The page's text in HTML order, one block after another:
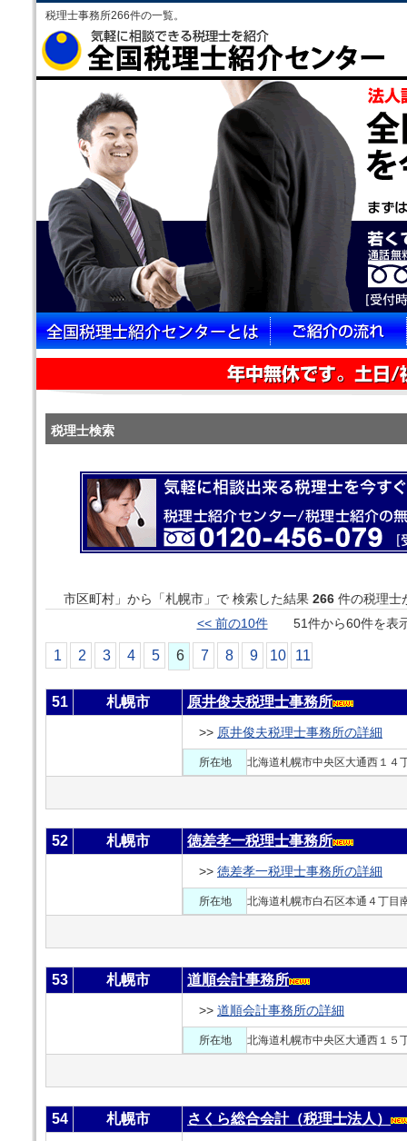
税理士事務所266件の一覧。
税理士検索
市区町村」から「札幌市」で 検索した結果 266 件の税理士
<< 前の10件51件から60件を
1 2 3 4 5 6 7 8 9 10 11
51 札幌市 原井俊夫税理士事務所
>> 原井俊夫税理士事務所の詳細
所在地 北海道札幌市中央区大通西１４
52 札幌市 徳差孝一税理士事務所
>> 徳差孝一税理士事務所の詳細
所在地 北海道札幌市白石区本通４丁目
53 札幌市 道順会計事務所
>> 道順会計事務所の詳細
所在地 北海道札幌市中央区大通西１５
54 札幌市 さくら総合会計（税理士法人）